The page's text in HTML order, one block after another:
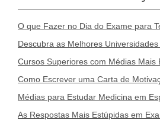
O que Fazer no Dia do Exame para
Descubra as Melhores
Cursos Superiores com Médias Mais
Como Escrever uma Carta de
Médias para Estudar Medicina em
As Respostas Mais Estúpidas em